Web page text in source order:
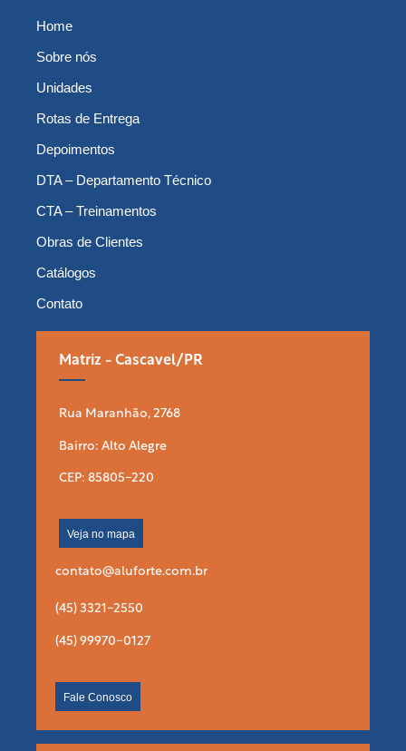
Home
Sobre nós
Unidades
Rotas de Entrega
Depoimentos
DTA – Departamento Técnico
CTA – Treinamentos
Obras de Clientes
Catálogos
Contato
Matriz - Cascavel/PR
Rua Maranhão, 2768
Bairro: Alto Alegre
CEP: 85805-220
Veja no mapa
contato@aluforte.com.br
(45) 3321-2550
(45) 99970-0127
Fale Conosco